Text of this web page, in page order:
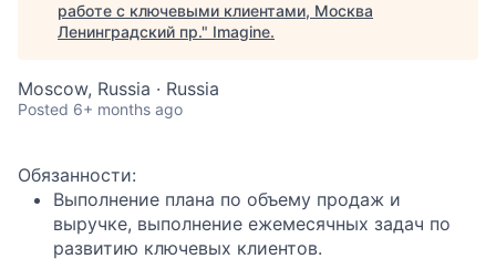
работе с ключевыми клиентами, Москва
Ленинградский пр." Imagine.
Moscow, Russia · Russia
Posted 6+ months ago
Обязанности:
Выполнение плана по объему продаж и
выручке, выполнение ежемесячных задач по
развитию ключевых клиентов.